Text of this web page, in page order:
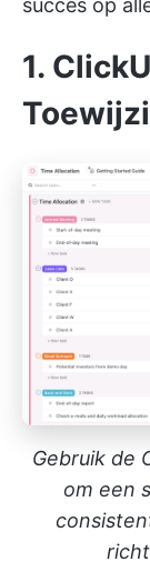
succes op
1.
Gebruik de
om een